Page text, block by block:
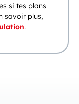
si tes plans
savoir plus,
.